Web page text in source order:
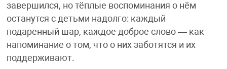
завершился, но тёплые воспоминания о нём
останутся с детьми надолго: каждый
подаренный шар, каждое доброе слово — как
напоминание о том, что о них заботятся и их
поддерживают.